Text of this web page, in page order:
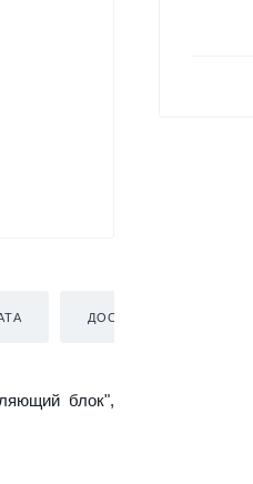
ДОСТАВКА
блок",